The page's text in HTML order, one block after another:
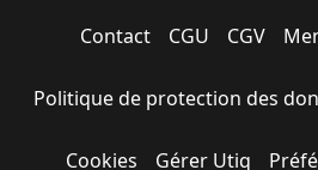
Contact CGU CGV
Politique de protection des
Cookies Gérer Utiq